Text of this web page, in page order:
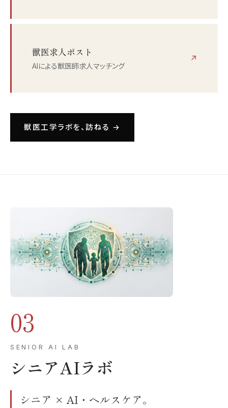
獣医求人ポスト
AIによる獣医師求人マッチング
↗
獣医工学ラボを、訪ねる →
03
SENIOR AI LAB
シニアAIラボ
シニア × AI・ヘルスケア。